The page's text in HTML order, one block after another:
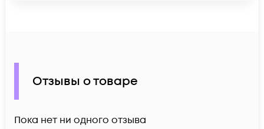
Отзывы о товаре
Пока нет ни одного отзыва